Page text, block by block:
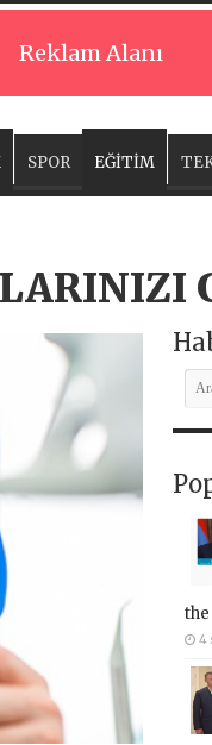
Reklam Alanı
SPOR EĞİTİM
4